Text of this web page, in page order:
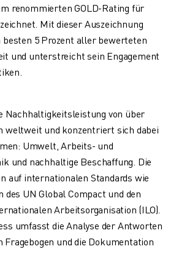
WARTUNG
SPRITZGUSSMASCHINEN
WARTUNG
OWNERSHIP
renommierten GOLD-Rating für
Mit dieser Auszeichnung
besten 5 Prozent aller bewerteten
und unterstreicht sein Engagement
Nachhaltigkeitsleistung von über
weltweit und konzentriert sich dabei
Umwelt, Arbeits- und
und nachhaltige Beschaffung. Die
auf internationalen Standards wie
des UN Global Compact und den
Arbeitsorganisation (ILO).
umfasst die Analyse der Antworten
und die Dokumentation